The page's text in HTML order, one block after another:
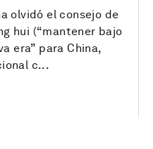
olvidó el consejo de
hui (“mantener bajo
era” para China,
c...